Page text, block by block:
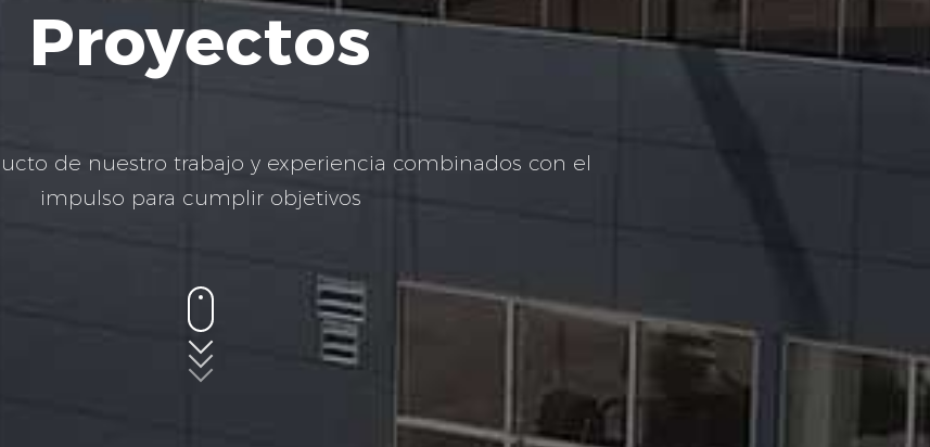
Proyectos
de nuestro trabajo y experiencia combinados con el
impulso para cumplir objetivos